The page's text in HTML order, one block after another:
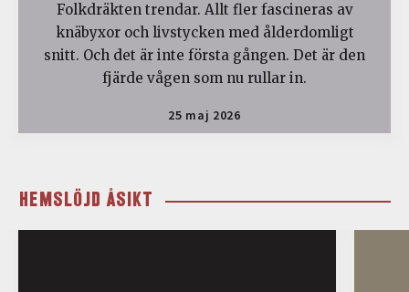
Folkdräkten trendar. Allt fler fascineras av
knäbyxor och livstycken med ålderdomligt
snitt. Och det är inte första gången. Det är den
fjärde vågen som nu rullar in.
25 maj 2026
HEMSLÖJD ÅSIKT